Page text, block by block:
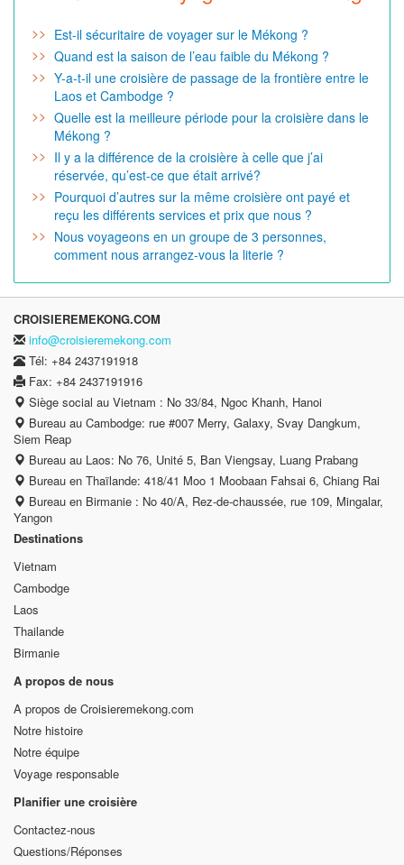
Est-il sécuritaire de voyager sur le Mékong ?
Quand est la saison de l’eau faible du Mékong ?
Y-a-t-il une croisière de passage de la frontière entre le
Laos et Cambodge ?
Quelle est la meilleure période pour la croisière dans le
Mékong ?
Il y a la différence de la croisière à celle que j’ai
réservée, qu’est-ce que était arrivé?
Pourquoi d’autres sur la même croisière ont payé et
reçu les différents services et prix que nous ?
Nous voyageons en un groupe de 3 personnes,
comment nous arrangez-vous la literie ?
CROISIEREMEKONG.COM
info@croisieremekong.com
Tél: +84 2437191918
Fax: +84 2437191916
Siège social au Vietnam : No 33/84, Ngoc Khanh, Hanoi
Bureau au Cambodge: rue #007 Merry, Galaxy, Svay Dangkum,
Siem Reap
Bureau au Laos: No 76, Unité 5, Ban Viengsay, Luang Prabang
Bureau en Thaïlande: 418/41 Moo 1 Moobaan Fahsai 6, Chiang Rai
Bureau en Birmanie : No 40/A, Rez-de-chaussée, rue 109, Mingalar,
Yangon
Destinations
Vietnam
Cambodge
Laos
Thailande
Birmanie
A propos de nous
A propos de Croisieremekong.com
Notre histoire
Notre équipe
Voyage responsable
Planifier une croisière
Contactez-nous
Questions/Réponses